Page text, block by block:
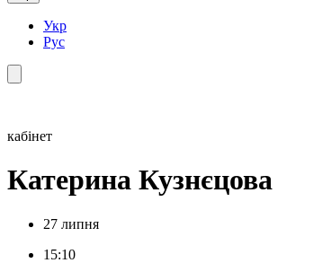
Укр
Рус
кабінет
Катерина Кузнєцова
27 липня
15:10